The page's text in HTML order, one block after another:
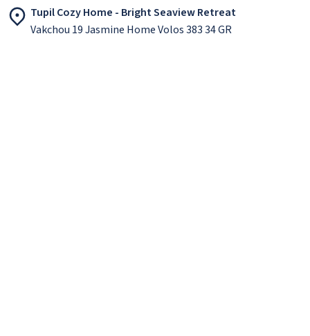
Tupil Cozy Home - Bright Seaview Retreat
Vakchou 19 Jasmine Home Volos 383 34 GR